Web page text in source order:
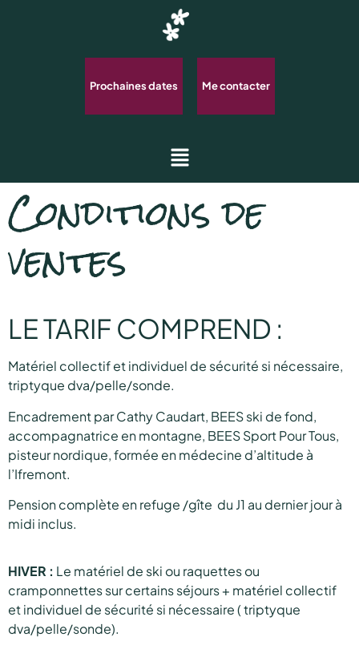
Prochaines dates Me contacter
Conditions de
ventes
LE TARIF COMPREND :
Matériel collectif et individuel de sécurité si nécessaire,
triptyque dva/pelle/sonde.
Encadrement par Cathy Caudart, BEES ski de fond,
accompagnatrice en montagne, BEES Sport Pour Tous,
pisteur nordique, formée en médecine d’altitude à
l’Ifremont.
Pension complète en refuge /gîte du J1 au dernier jour à
midi inclus.
HIVER : Le matériel de ski ou raquettes ou
cramponnettes sur certains séjours + matériel collectif
et individuel de sécurité si nécessaire ( triptyque
dva/pelle/sonde).